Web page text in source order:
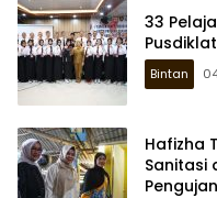
33
Bintan
Hafizha
Sanitasi
Pengujan